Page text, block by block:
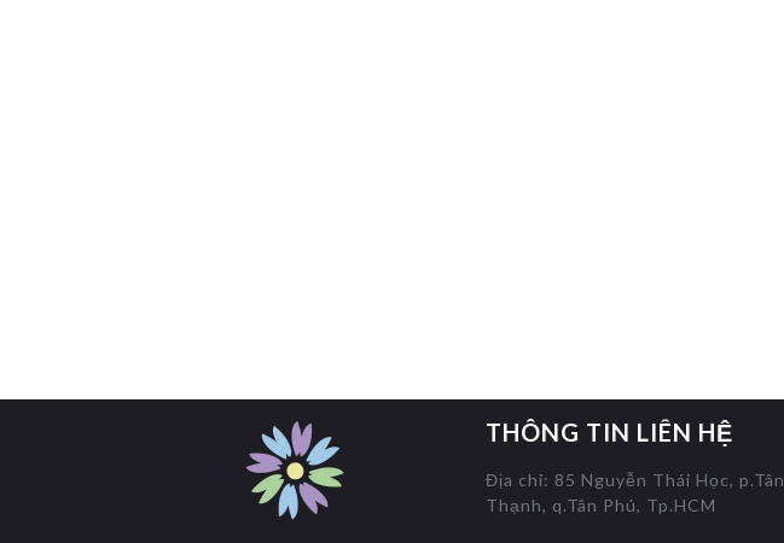
THÔNG TIN LIÊN HỆ
Địa chỉ: 85 Nguyễn Thái Học, p.Tân
Thạnh, q.Tân Phú, Tp.HCM